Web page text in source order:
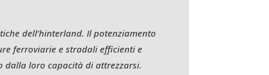
dell’hinterland. Il potenziamento
ferroviarie e stradali efficienti e
dalla loro capacità di attrezzarsi.